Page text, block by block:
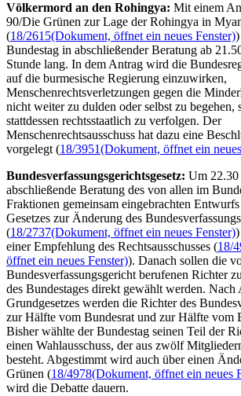
Völkermord an den Rohingya: Mit einem
90/Die Grünen zur Lage der Rohingya in
(18/2615(Dokument, öffnet ein neues Fenster)
Bundestag in abschließender Beratung ab
Stunde lang. In dem Antrag wird die
auf die burmesische Regierung einzuwirken,
Menschenrechtsverletzungen gegen die
nicht weiter zu dulden oder selbst zu begehen,
stattdessen rechtsstaatlich zu verfolgen. Der
Menschenrechtsausschuss hat dazu eine
vorgelegt (18/3951(Dokument, öffnet ein
Bundesverfassungsgerichtsgesetz: Um
abschließende Beratung des von allen im
Fraktionen gemeinsam eingebrachten
Gesetzes zur Änderung des
(18/2737(Dokument, öffnet ein neues Fenster)
einer Empfehlung des Rechtsausschusses (18/
öffnet ein neues Fenster)). Danach sollen die
Bundesverfassungsgericht berufenen Richter
des Bundestages direkt gewählt werden. Nach
Grundgesetzes werden die Richter des
zur Hälfte vom Bundesrat und zur Hälfte vom
Bisher wählte der Bundestag seinen Teil der
einen Wahlausschuss, der aus zwölf
besteht. Abgestimmt wird auch über einen
Grünen (18/4978(Dokument, öffnet ein neues
wird die Debatte dauern.